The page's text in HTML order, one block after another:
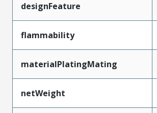
designFeature
flammability
materialPlatingMating
netWeight